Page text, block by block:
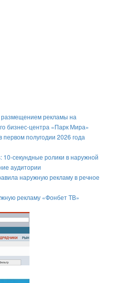
размещением рекламы на
бизнес-центра «Парк Мира»
первом полугодии 2026 года
10-секундные ролики в наружной
аудитории
наружную рекламу в речное
рекламу «Фонбет ТВ»